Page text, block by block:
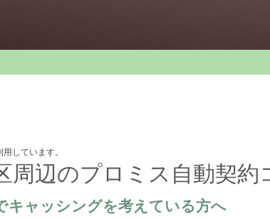
しています。
周辺のプロミス自動契約
キャッシングを考えている方へ